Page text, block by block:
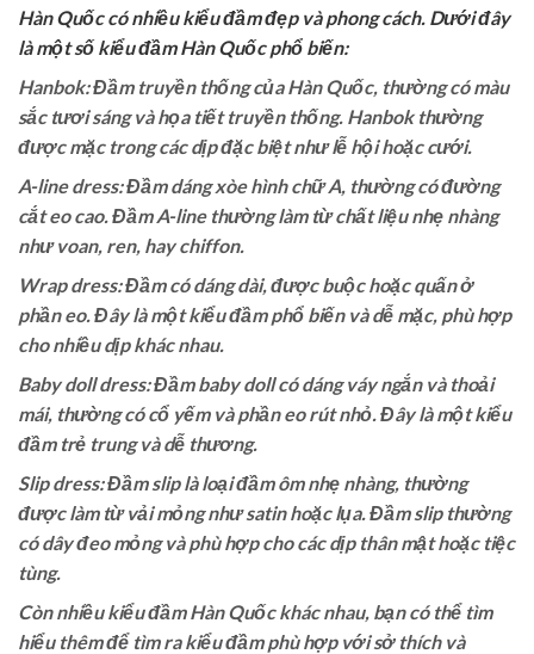
Hàn Quốc có nhiều kiểu đầm đẹp và phong cách. Dưới đây
là một số kiểu đầm Hàn Quốc phổ biến:
Hanbok: Đầm truyền thống của Hàn Quốc, thường có màu
sắc tươi sáng và họa tiết truyền thống. Hanbok thường
được mặc trong các dịp đặc biệt như lễ hội hoặc cưới.
A-line dress: Đầm dáng xòe hình chữ A, thường có đường
cắt eo cao. Đầm A-line thường làm từ chất liệu nhẹ nhàng
như voan, ren, hay chiffon.
Wrap dress: Đầm có dáng dài, được buộc hoặc quấn ở
phần eo. Đây là một kiểu đầm phổ biến và dễ mặc, phù hợp
cho nhiều dịp khác nhau.
Baby doll dress: Đầm baby doll có dáng váy ngắn và thoải
mái, thường có cổ yếm và phần eo rút nhỏ. Đây là một kiểu
đầm trẻ trung và dễ thương.
Slip dress: Đầm slip là loại đầm ôm nhẹ nhàng, thường
được làm từ vải mỏng như satin hoặc lụa. Đầm slip thường
có dây đeo mỏng và phù hợp cho các dịp thân mật hoặc tiệc
tùng.
Còn nhiều kiểu đầm Hàn Quốc khác nhau, bạn có thể tìm
hiểu thêm để tìm ra kiểu đầm phù hợp với sở thích và